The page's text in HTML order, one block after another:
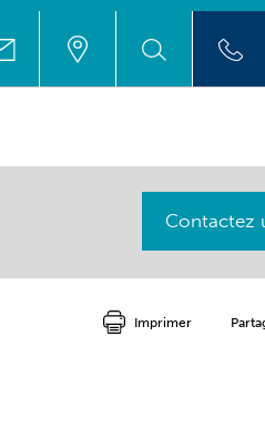
Contactez
Imprimer